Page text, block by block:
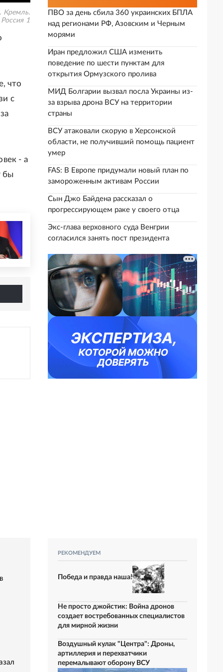
Кремль.
1
что
с
- а
бы
ПВО за день сбила 360 украинских БПЛА
над регионами РФ, Азовским и Черным
морями
Иран предложил США изменить
поведение по шести пунктам для
открытия Ормузского пролива
МИД Болгарии вызвал посла Украины из-
за взрыва дрона ВСУ на территории
страны
ВСУ атаковали скорую в Херсонской
области, не получивший помощь пациент
умер
FAS: В Европе придумали новый план по
замороженным активам России
Сын Джо Байдена рассказал о
прогрессирующем раке у своего отца
Экс-глава верховного суда Венгрии
согласился занять пост президента
РЕКОМЕНДУЕМ
Победа и правда наша!
Не просто джойстик: Война дронов
создает востребованных специалистов
для мирной жизни
Воздушный кулак "Центра": Дроны,
артиллерия и перехватчики
перемалывают оборону ВСУ